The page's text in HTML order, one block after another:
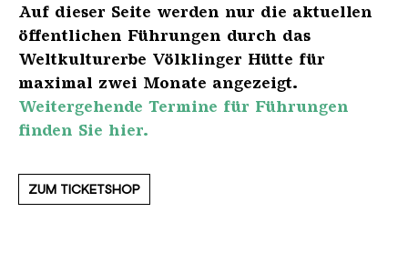
Auf dieser Seite werden nur die aktuellen
öffentlichen Führungen durch das
Weltkulturerbe Völklinger Hütte für
maximal zwei Monate angezeigt.
Weitergehende Termine für Führungen
finden Sie hier.
ZUM TICKETSHOP